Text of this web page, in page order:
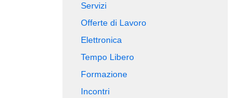
Servizi
Offerte di Lavoro
Elettronica
Tempo Libero
Formazione
Incontri